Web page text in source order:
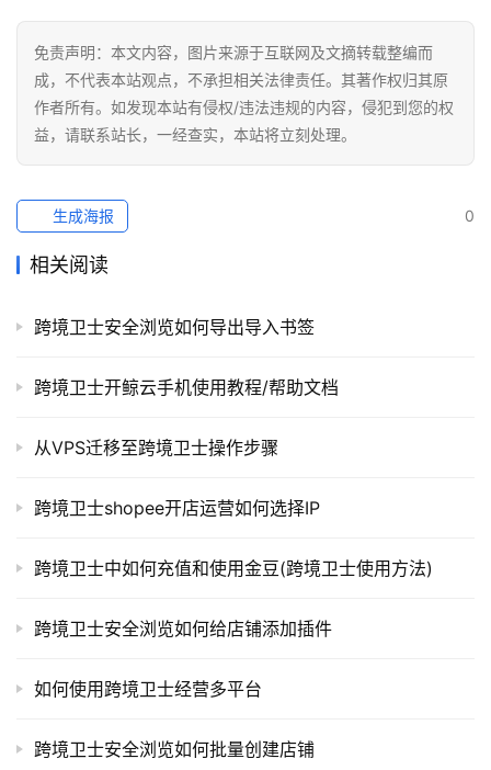
免责声明：本文内容，图片来源于互联网及文摘转载整编而
成，不代表本站观点，不承担相关法律责任。其著作权归其原
作者所有。如发现本站有侵权/违法违规的内容，侵犯到您的权
益，请联系站长，一经查实，本站将立刻处理。
0
生成海报
相关阅读
跨境卫士安全浏览如何导出导入书签
跨境卫士开鲸云手机使用教程/帮助文档
从VPS迁移至跨境卫士操作步骤
跨境卫士shopee开店运营如何选择IP
跨境卫士中如何充值和使用金豆(跨境卫士使用方法)
跨境卫士安全浏览如何给店铺添加插件
如何使用跨境卫士经营多平台
跨境卫士安全浏览如何批量创建店铺